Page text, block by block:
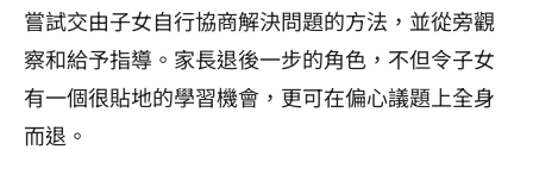
嘗試交由子女自行協商解決問題的方法，並從旁觀
察和給予指導。家長退後一步的角色，不但令子女
有一個很貼地的學習機會，更可在偏心議題上全身
而退。